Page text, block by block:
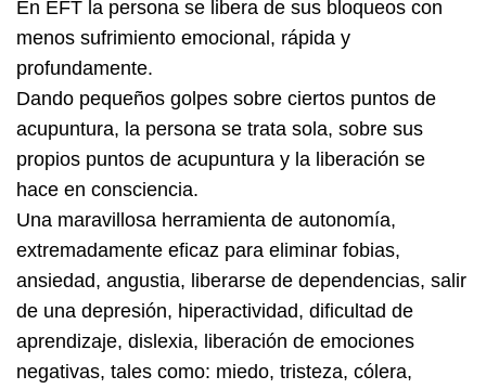
En EFT la persona se libera de sus bloqueos con
menos sufrimiento emocional, rápida y
profundamente.
Dando pequeños golpes sobre ciertos puntos de
acupuntura, la persona se trata sola, sobre sus
propios puntos de acupuntura y la liberación se
hace en consciencia.
Una maravillosa herramienta de autonomía,
extremadamente eficaz para eliminar fobias,
ansiedad, angustia, liberarse de dependencias, salir
de una depresión, hiperactividad, dificultad de
aprendizaje, dislexia, liberación de emociones
negativas, tales como: miedo, tristeza, cólera,